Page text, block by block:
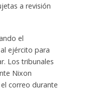
a revisión
el
ejército para
Los tribunales
Nixon
correo durante